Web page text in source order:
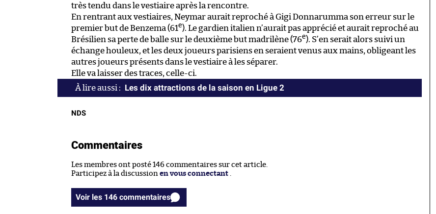
très tendu dans le vestiaire après la rencontre.
En rentrant aux vestiaires, Neymar aurait reproché à Gigi Donnarumma son erreur sur le
premier but de Benzema (61e). Le gardien italien n’aurait pas apprécié et aurait reproché au
Brésilien sa perte de balle sur le deuxième but madrilène (76e). S’en serait alors suivi un
échange houleux, et les deux joueurs parisiens en seraient venus aux mains, obligeant les
autres joueurs présents dans le vestiaire à les séparer.
Elle va laisser des traces, celle-ci.
Les dix attractions de la saison en Ligue 2
NDS
Commentaires
Les membres ont posté 146 commentaires sur cet article.
Participez à la discussion en vous connectant .
Voir les 146 commentaires